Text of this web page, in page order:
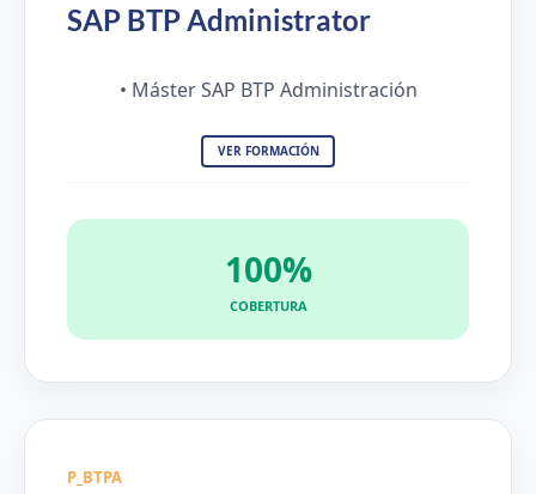
SAP BTP Administrator
• Máster SAP BTP Administración
VER FORMACIÓN
100%
COBERTURA
P_BTPA